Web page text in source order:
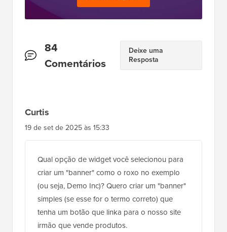
Kit de Ferramentas
Definitivo para WordPress
ferramentas
recursos relacionados ao WordPress que
todo profissional deve ter!
Baixar Agora
Interações
84
Comentários
Deixe uma